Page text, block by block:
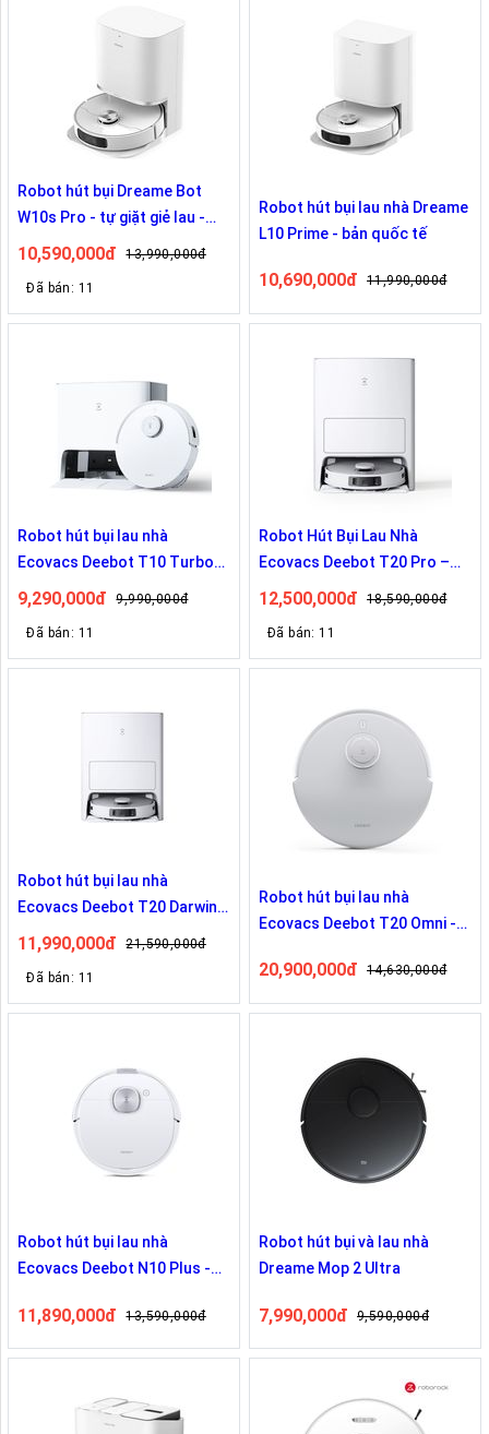
Robot hút bụi Dreame Bot
W10s Pro - tự giặt giẻ lau -
bản quốc tế
10,590,000đ 13,990,000đ
Đã bán: 11
Robot hút bụi lau nhà Dreame
L10 Prime - bản quốc tế
10,690,000đ 11,990,000đ
Robot hút bụi lau nhà
Ecovacs Deebot T10 Turbo
Bản Nội Địa
9,290,000đ 9,990,000đ
Đã bán: 11
Robot Hút Bụi Lau Nhà
Ecovacs Deebot T20 Pro –
Lực Hút 6000Pa – Bản Nội Địa
12,500,000đ 18,590,000đ
Đã bán: 11
Robot hút bụi lau nhà
Ecovacs Deebot T20 Darwin
OMNI – Bản Quốc tế
11,990,000đ 21,590,000đ
Đã bán: 11
Robot hút bụi lau nhà
Ecovacs Deebot T20 Omni -
20,900,000đ 14,630,000đ
Robot hút bụi lau nhà
Ecovacs Deebot N10 Plus -
11,890,000đ 13,590,000đ
Robot hút bụi và lau nhà
Dreame Mop 2 Ultra
7,990,000đ 9,590,000đ